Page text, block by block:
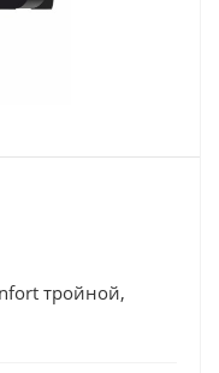
тройной,